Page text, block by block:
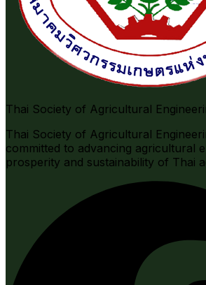
Thai Society of Agricultural
Thai Society of Agricultural
committed to advancing agricultural
prosperity and sustainability of Thai